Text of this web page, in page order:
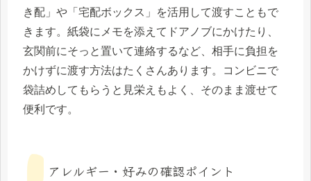
き配」や「宅配ボックス」を活用して渡すこともで
きます。紙袋にメモを添えてドアノブにかけたり、
玄関前にそっと置いて連絡するなど、相手に負担を
かけずに渡す方法はたくさんあります。コンビニで
袋詰めしてもらうと見栄えもよく、そのまま渡せて
便利です。
アレルギー・好みの確認ポイント